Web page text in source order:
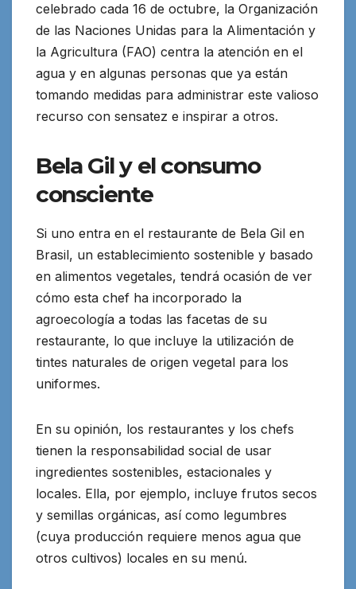
celebrado cada 16 de octubre, la Organización
de las Naciones Unidas para la Alimentación y
la Agricultura (FAO) centra la atención en el
agua y en algunas personas que ya están
tomando medidas para administrar este valioso
recurso con sensatez e inspirar a otros.
Bela Gil y el consumo
consciente
Si uno entra en el restaurante de Bela Gil en
Brasil, un establecimiento sostenible y basado
en alimentos vegetales, tendrá ocasión de ver
cómo esta chef ha incorporado la
agroecología a todas las facetas de su
restaurante, lo que incluye la utilización de
tintes naturales de origen vegetal para los
uniformes.
En su opinión, los restaurantes y los chefs
tienen la responsabilidad social de usar
ingredientes sostenibles, estacionales y
locales. Ella, por ejemplo, incluye frutos secos
y semillas orgánicas, así como legumbres
(cuya producción requiere menos agua que
otros cultivos) locales en su menú.